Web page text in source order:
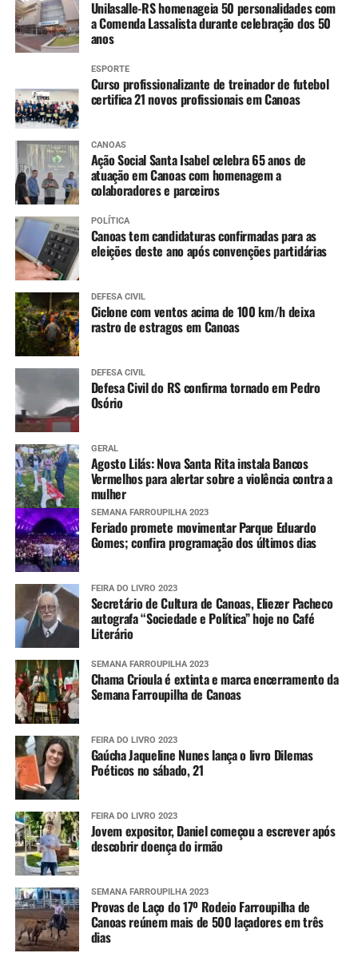
plantinhas que eram da
minha mãe. Encontrei
minhas amigas. Foi muito
divertido”, diz.
Unilasalle-RS homenageia 50 personalidades com
a Comenda Lassalista durante celebração dos 50
anos
ESPORTE
Curso profissionalizante de treinador de futebol
certifica 21 novos profissionais em Canoas
CANOAS
Ação Social Santa Isabel celebra 65 anos de
atuação em Canoas com homenagem a
colaboradores e parceiros
POLÍTICA
Canoas tem candidaturas confirmadas para as
eleições deste ano após convenções partidárias
DEFESA CIVIL
Ciclone com ventos acima de 100 km/h deixa
rastro de estragos em Canoas
DEFESA CIVIL
Defesa Civil do RS confirma tornado em Pedro
Osório
GERAL
Agosto Lilás: Nova Santa Rita instala Bancos
Vermelhos para alertar sobre a violência contra a
mulher
SEMANA FARROUPILHA 2023
Feriado promete movimentar Parque Eduardo
Gomes; confira programação dos últimos dias
FEIRA DO LIVRO 2023
Secretário de Cultura de Canoas, Eliezer Pacheco
autografa “Sociedade e Política” hoje no Café
Literário
SEMANA FARROUPILHA 2023
Chama Crioula é extinta e marca encerramento da
Semana Farroupilha de Canoas
FEIRA DO LIVRO 2023
Gaúcha Jaqueline Nunes lança o livro Dilemas
Poéticos no sábado, 21
FEIRA DO LIVRO 2023
Jovem expositor, Daniel começou a escrever após
descobrir doença do irmão
SEMANA FARROUPILHA 2023
Provas de Laço do 17º Rodeio Farroupilha de
Canoas reúnem mais de 500 laçadores em três
dias